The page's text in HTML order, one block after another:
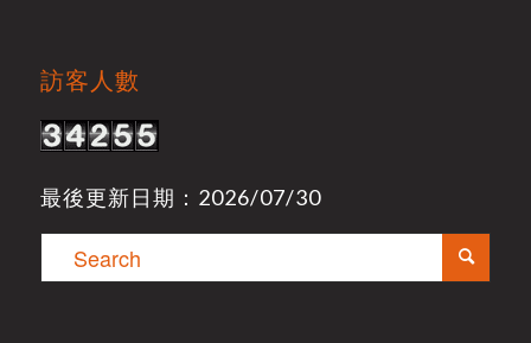
訪客人數
最後更新日期：2026/07/30